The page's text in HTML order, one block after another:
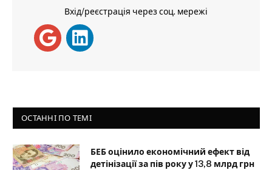
Вхід/реєстрація через соц. мережі
ОСТАННІ ПО ТЕМІ
БЕБ оцінило економічний ефект від
детінізації за пів року у 13,8 млрд грн